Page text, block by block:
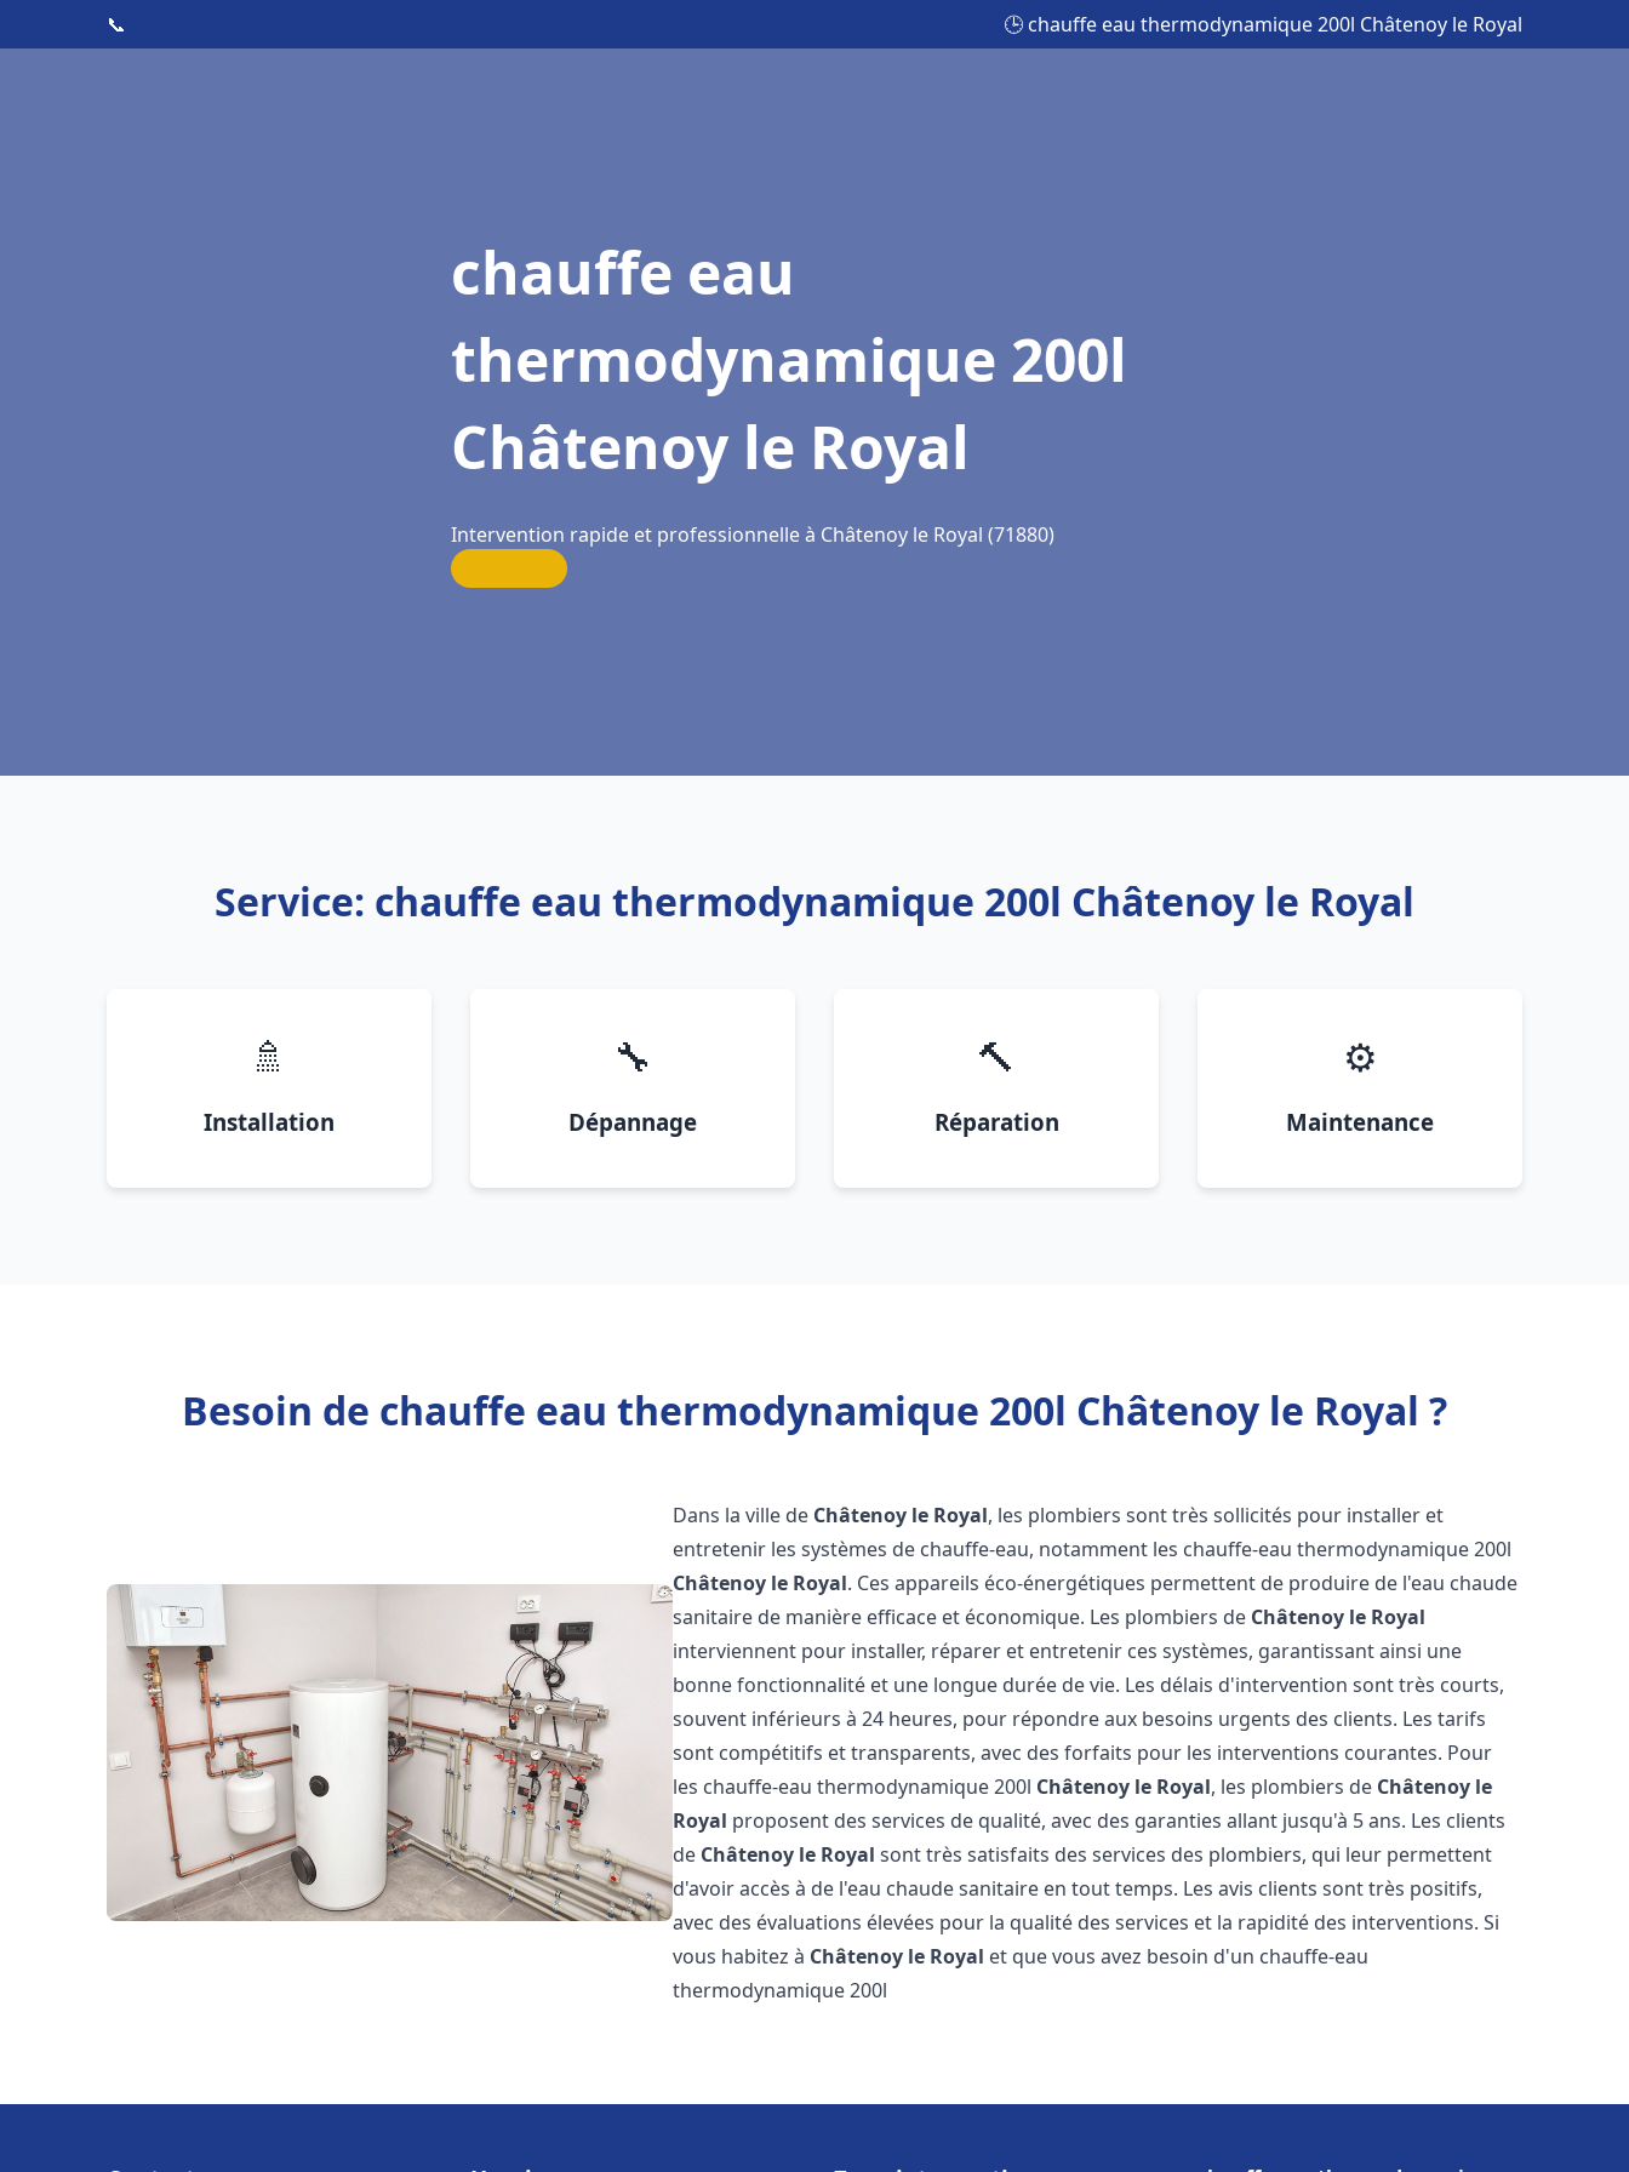
📞 🕒 chauffe eau thermodynamique 200l Châtenoy le Royal
chauffe eau
thermodynamique 200l
Châtenoy le Royal
Intervention rapide et professionnelle à Châtenoy le Royal (71880)
Service: chauffe eau thermodynamique 200l Châtenoy le Royal
🚿
Installation
🔧
Dépannage
🔨
Réparation
⚙️
Maintenance
Besoin de chauffe eau thermodynamique 200l Châtenoy le Royal ?
Dans la ville de Châtenoy le Royal, les plombiers sont très sollicités pour installer et
entretenir les systèmes de chauffe-eau, notamment les chauffe-eau thermodynamique 200l
Châtenoy le Royal. Ces appareils éco-énergétiques permettent de produire de l'eau chaude
sanitaire de manière efficace et économique. Les plombiers de Châtenoy le Royal
interviennent pour installer, réparer et entretenir ces systèmes, garantissant ainsi une
bonne fonctionnalité et une longue durée de vie. Les délais d'intervention sont très courts,
souvent inférieurs à 24 heures, pour répondre aux besoins urgents des clients. Les tarifs
sont compétitifs et transparents, avec des forfaits pour les interventions courantes. Pour
les chauffe-eau thermodynamique 200l Châtenoy le Royal, les plombiers de Châtenoy le
Royal proposent des services de qualité, avec des garanties allant jusqu'à 5 ans. Les clients
de Châtenoy le Royal sont très satisfaits des services des plombiers, qui leur permettent
d'avoir accès à de l'eau chaude sanitaire en tout temps. Les avis clients sont très positifs,
avec des évaluations élevées pour la qualité des services et la rapidité des interventions. Si
vous habitez à Châtenoy le Royal et que vous avez besoin d'un chauffe-eau
thermodynamique 200l